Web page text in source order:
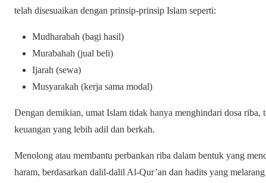
telah disesuaikan dengan prinsip-prinsip Islam seperti:
Mudharabah (bagi hasil)
Murabahah (jual beli)
Ijarah (sewa)
Musyarakah (kerja sama modal)
Dengan demikian, umat Islam tidak hanya menghindari dosa riba,
keuangan yang lebih adil dan berkah.
Menolong atau membantu perbankan riba dalam bentuk yang
haram, berdasarkan dalil-dalil Al-Qur’an dan hadits yang